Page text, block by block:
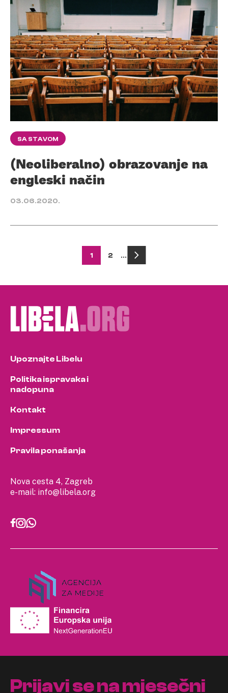
SA STAVOM
(Neoliberalno) obrazovanje na
engleski način
03.06.2020.
pagination
1 2 …
Nova cesta 4, Zagreb
e-mail: info@libela.org
Upoznajte Libelu
Politika ispravaka i
nadopuna
Kontakt
Impressum
Pravila ponašanja
Prijavi se na mjesečni